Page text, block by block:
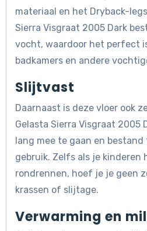
materiaal en het Dryback-
Sierra Visgraat 2005 Dark
vocht, waardoor het perfect
badkamers en andere
Slijtvast
Daarnaast is deze vloer ook
Gelasta Sierra Visgraat 2005
lang mee te gaan en
gebruik. Zelfs als je kinderen
rondrennen, hoef je je geen
krassen of slijtage.
Verwarming en